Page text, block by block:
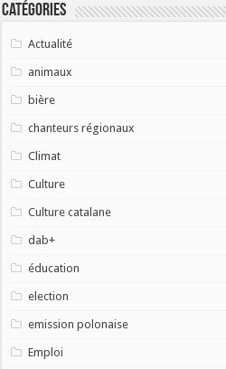
Catégories
Actualité
animaux
bière
chanteurs régionaux
Climat
Culture
Culture catalane
dab+
éducation
election
emission polonaise
Emploi